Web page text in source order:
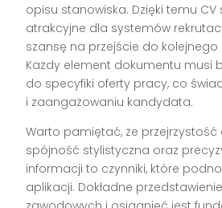
opisu stanowiska. Dzięki temu
atrakcyjne dla systemów
szansę na przejście do
Każdy element dokumentu musi
do specyfiki oferty pracy, co
i zaangażowaniu kandydata.
Warto pamiętać, że przejrzystość
spójność stylistyczna oraz
informacji to czynniki, które
aplikacji. Dokładne